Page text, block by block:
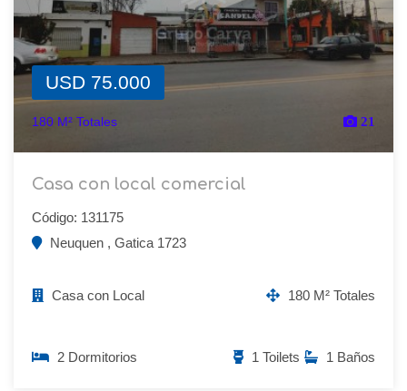
USD 75.000
180 M² Totales 21
Casa con local comercial
Código: 131175
Neuquen , Gatica 1723
Casa con Local 180 M² Totales
2 Dormitorios 1 Baños
1 Toilets